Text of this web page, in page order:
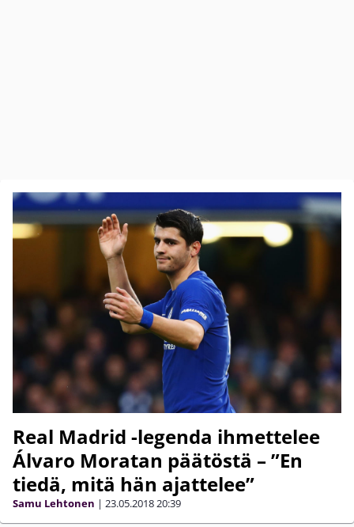
Real Madrid -legenda ihmettelee
Álvaro Moratan päätöstä – ”En
tiedä, mitä hän ajattelee”
Samu Lehtonen | 23.05.201820:39